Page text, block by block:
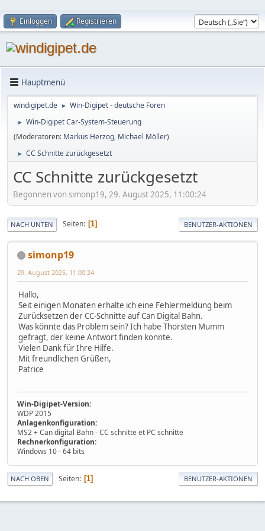
Einloggen Registrieren
Hauptmenü
windigipet.de ► Win-Digipet - deutsche Foren
►
Win-Digipet Car-System-Steuerung
(Moderatoren: Markus Herzog, Michael Möller)
► CC Schnitte zurückgesetzt
CC Schnitte zurückgesetzt
Begonnen von simonp19, 29. August 2025, 11:00:24
NACH UNTEN Seiten 1 BENUTZER-AKTIONEN
simonp19
29. August 2025, 11:00:24
Hallo,
Seit einigen Monaten erhalte ich eine Fehlermeldung beim
Zurücksetzen der CC-Schnitte auf Can Digital Bahn.
Was könnte das Problem sein? Ich habe Thorsten Mumm
gefragt, der keine Antwort finden konnte.
Vielen Dank für Ihre Hilfe.
Mit freundlichen Grüßen,
Patrice
Win-Digipet-Version:
WDP 2015
Anlagenkonfiguration:
MS2 + Can digital Bahn - CC schnitte et PC schnitte
Rechnerkonfiguration:
Windows 10 - 64 bits
NACH OBEN Seiten 1 BENUTZER-AKTIONEN